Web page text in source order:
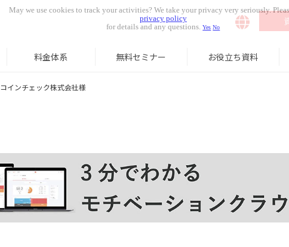
料金体系 無料セミナー お役立ち資料
コインチェック株式会社様
May we use cookies to track your activities? We take your privacy very seriously.
privacy policy
for details and any questions.Yes No